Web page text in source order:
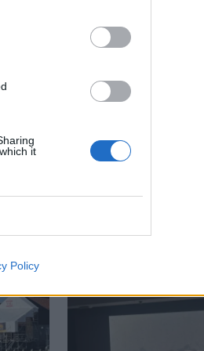
it
Policy
Nordal - en
hører sammen, sier Lars O.
til å ta NTH, men det var male